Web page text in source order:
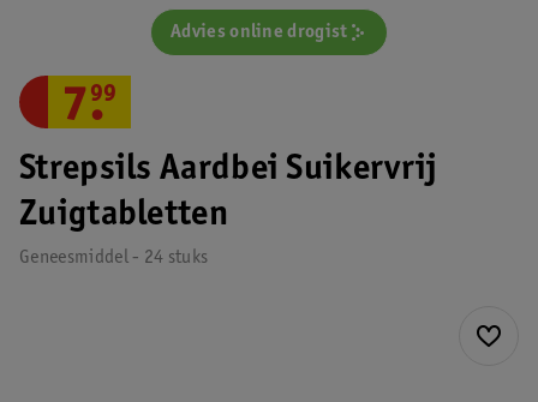
Advies online drogist
Strepsils Aardbei Suikervrij
Zuigtabletten
Geneesmiddel - 24 stuks
7.
99